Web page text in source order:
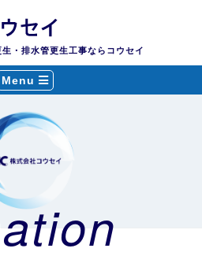
・排水管更生工事ならコウセイ
Menu